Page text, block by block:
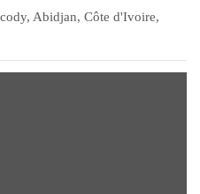
Abidjan, Côte d'Ivoire,